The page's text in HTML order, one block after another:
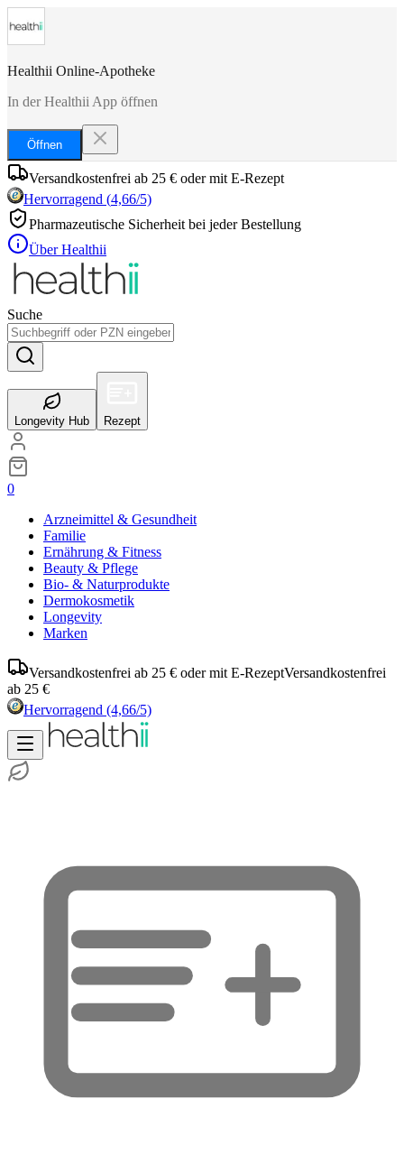
Healthii Online-Apotheke
In der Healthii App öffnen
Öffnen
Versandkostenfrei ab 25 € oder mit E-Rezept
Hervorragend (4,66/5)
Pharmazeutische Sicherheit bei jeder Bestellung
Über Healthii
Suche
Longevity Hub Rezept
0
Arzneimittel & Gesundheit
Familie
Ernährung & Fitness
Beauty & Pflege
Bio- & Naturprodukte
Dermokosmetik
Longevity
Marken
Versandkostenfrei ab 25 € oder mit E-RezeptVersandkostenfrei
ab 25 €
Hervorragend (4,66/5)